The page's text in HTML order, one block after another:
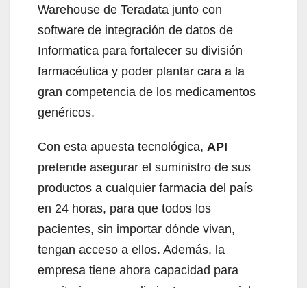
Warehouse de Teradata junto con
software de integración de datos de
Informatica para fortalecer su división
farmacéutica y poder plantar cara a la
gran competencia de los medicamentos
genéricos.
Con esta apuesta tecnológica, API
pretende asegurar el suministro de sus
productos a cualquier farmacia del país
en 24 horas, para que todos los
pacientes, sin importar dónde vivan,
tengan acceso a ellos. Además, la
empresa tiene ahora capacidad para